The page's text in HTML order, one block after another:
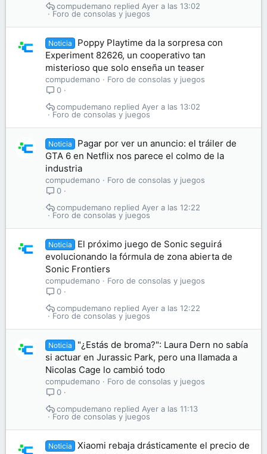
Foro de consolas y juegos
Ayer a las 13:02
compudemano
Noticia
Poppy Playtime da la sorpresa con
Experiment 82626, un cooperativo tan
misterioso que solo enseña un teaser
compudemano
Foro de consolas y juegos
0
Foro de consolas y juegos
Ayer a las 13:02
compudemano
Noticia
Pagar por ver un anuncio: el tráiler de
GTA 6 en Netflix nos parece el colmo de la
industria
compudemano
Foro de consolas y juegos
0
Foro de consolas y juegos
Ayer a las 12:22
compudemano
Noticia
El próximo juego de Sonic seguirá
evolucionando la fórmula de zona abierta de
Sonic Frontiers
compudemano
Foro de consolas y juegos
0
Foro de consolas y juegos
Ayer a las 12:22
compudemano
Noticia
"¿Estás de broma?": Laura Dern no sabía
si actuar en Jurassic Park, pero una llamada a
Nicolas Cage lo cambió todo
compudemano
Foro de consolas y juegos
0
Foro de consolas y juegos
Ayer a las 11:13
compudemano
Noticia
Xiaomi rebaja drásticamente el precio de